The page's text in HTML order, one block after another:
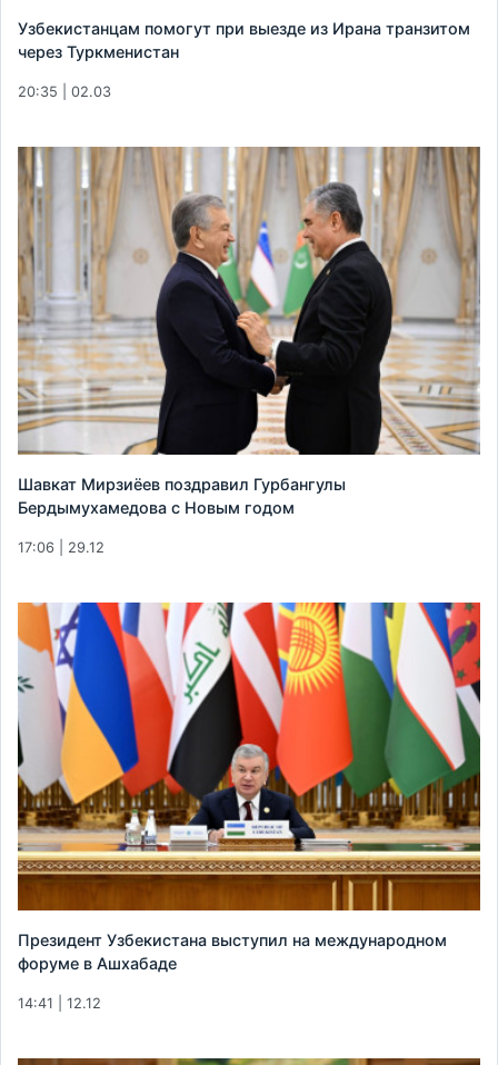
Узбекистанцам помогут при выезде из Ирана транзитом
через Туркменистан
20:35 | 02.03
Шавкат Мирзиёев поздравил Гурбангулы
Бердымухамедова с Новым годом
17:06 | 29.12
Президент Узбекистана выступил на международном
форуме в Ашхабаде
14:41 | 12.12